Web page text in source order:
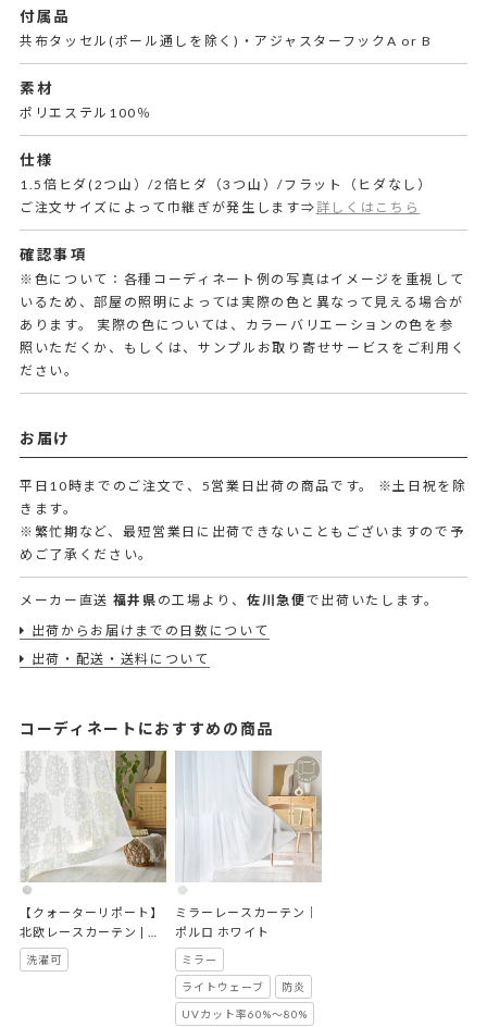
付属品
共布タッセル(ポール通しを除く)・アジャスターフックA or B
素材
ポリエステル100％
仕様
1.5倍ヒダ(2つ山）/2倍ヒダ（3つ山）/フラット（ヒダなし）
ご注文サイズによって巾継ぎが発生します⇒詳しくはこちら
確認事項
※色について：各種コーディネート例の写真はイメージを重視して
いるため、部屋の照明によっては実際の色と異なって見える場合が
あります。 実際の色については、カラーバリエーションの色を参
照いただくか、もしくは、サンプルお取り寄せサービスをご利用く
ださい。
お届け
平日10時までのご注文で、5営業日出荷の商品です。
※土日祝を除
きます。
※繁忙期など、最短営業日に出荷できないこともございますので予
めご了承ください。
メーカー直送 福井県 の工場より、 佐川急便で出荷いたします。
出荷からお届けまでの日数について
出荷・配送・送料について
コーディネートにおすすめの商品
【クォーターリポート】
北欧レースカーテン | レ
ースフロート ホワイト
洗濯可
ミラーレースカーテン｜
ポルロ ホワイト
ミラー
ライトウェーブ 防炎
UVカット率60%～80%